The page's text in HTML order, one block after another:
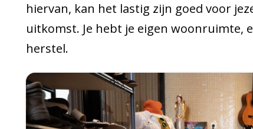
hiervan, kan het lastig zijn goed voor
uitkomst. Je hebt je eigen woonruimte,
herstel.